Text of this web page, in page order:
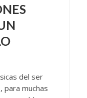
del ser
para muchas